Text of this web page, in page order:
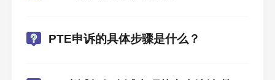
PTE申诉的具体步骤是什么？